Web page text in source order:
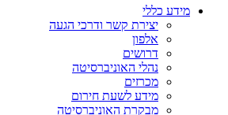
מידע כללי
יצירת קשר ודרכי הגעה
אלפון
דרושים
נהלי האוניברסיטה
מכרזים
מידע לשעת חירום
מבקרת האוניברסיטה